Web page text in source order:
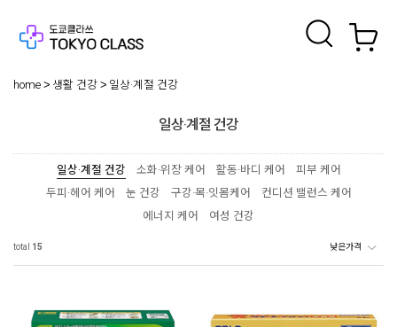
home 생활 건강 일상·계절 건강
일상·계절 건강
일상·계절 건강 소화·위장 케어 활동·바디 케어
피부 케어
두피·헤어 케어
눈 건강 구강·목·잇몸케어
컨디션 밸런스 케어
에너지 케어
여성 건강
total 15